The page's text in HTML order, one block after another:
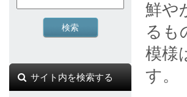
鮮や
るも
模様
す。
サイト内を検索する